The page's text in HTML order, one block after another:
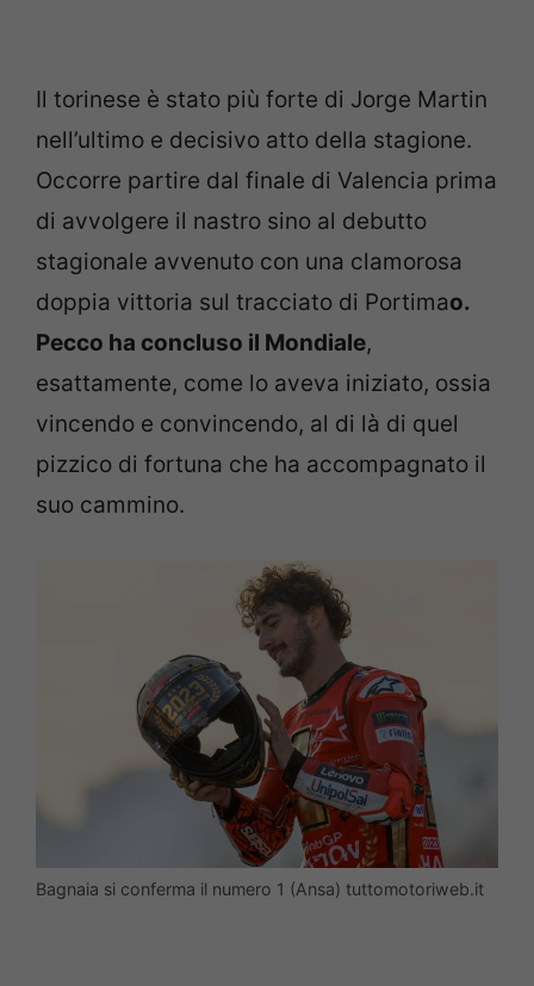
Il torinese è stato più forte di Jorge Martin
nell’ultimo e decisivo atto della stagione.
Occorre partire dal finale di Valencia prima
di avvolgere il nastro sino al debutto
stagionale avvenuto con una clamorosa
doppia vittoria sul tracciato di Portimao.
Pecco ha concluso il Mondiale,
esattamente, come lo aveva iniziato, ossia
vincendo e convincendo, al di là di quel
pizzico di fortuna che ha accompagnato il
suo cammino.
Bagnaia si conferma il numero 1 (Ansa) tuttomotoriweb.it